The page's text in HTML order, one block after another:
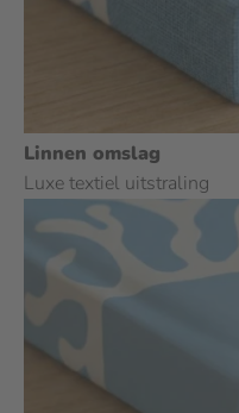
Linnen omslag
Luxe textiel uitstraling